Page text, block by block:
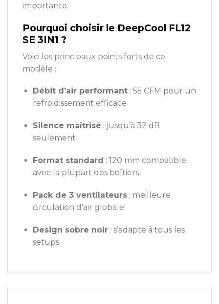
importante.
Pourquoi choisir le DeepCool FL12
SE 3IN1 ?
Voici les principaux points forts de ce
modèle :
Débit d’air performant: 55 CFM pour un
refroidissement efficace
Silence maîtrisé : jusqu’à 32 dB
seulement
Format standard : 120 mm compatible
avec la plupart des boîtiers
Pack de 3 ventilateurs: meilleure
circulation d’air globale
Design sobre noir: s’adapte à tous les
setups